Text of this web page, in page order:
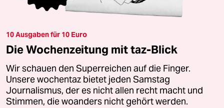
10 Ausgaben für 10 Euro
Die Wochenzeitung mit taz-Blick
Wir schauen den Superreichen auf die Finger.
Unsere wochentaz bietet jeden Samstag
Journalismus, der es nicht allen recht macht und
Stimmen, die woanders nicht gehört werden.